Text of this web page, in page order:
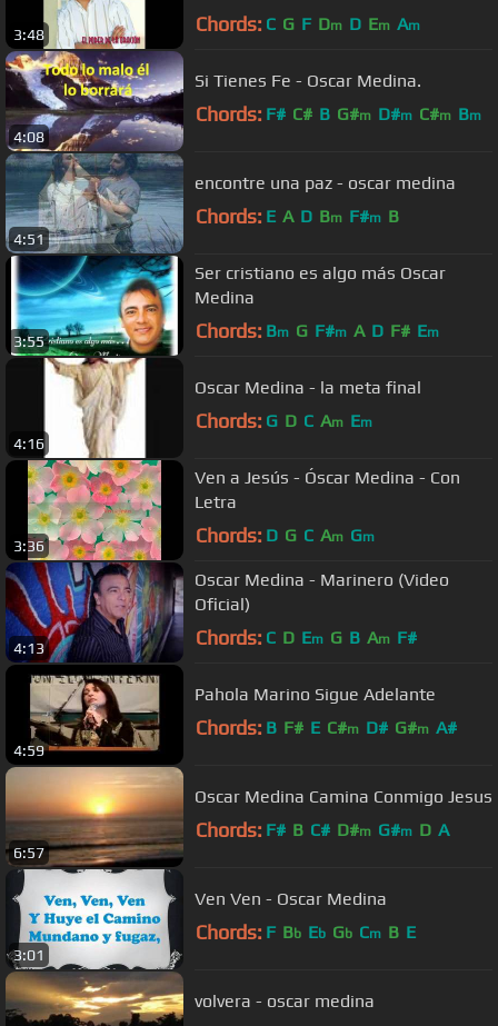
3:48 Chords: C G F Dm D Em Am
4:08
Si Tienes Fe - Oscar Medina.
Chords: F# C# B G#m D#m C#m Bm
4:51
encontre una paz - oscar medina
Chords: E A D Bm F#m B
3:55
Ser cristiano es algo más Oscar
Medina
Chords: Bm G F#m A D F# Em
4:16
Oscar Medina - la meta final
Chords: G D C Am Em
3:36
Ven a Jesús - Óscar Medina - Con
Letra
Chords: D G C Am Gm
4:13
Oscar Medina - Marinero (Video
Oficial)
Chords: C D Em G B Am F#
4:59
Pahola Marino Sigue Adelante
Chords: B F# E C#m D# G#m A#
6:57
Oscar Medina Camina Conmigo Jesus
Chords: F# B C# D#m G#m D A
3:01
Ven Ven - Oscar Medina
Chords: F Bb Eb Gb Cm B E
volvera - oscar medina